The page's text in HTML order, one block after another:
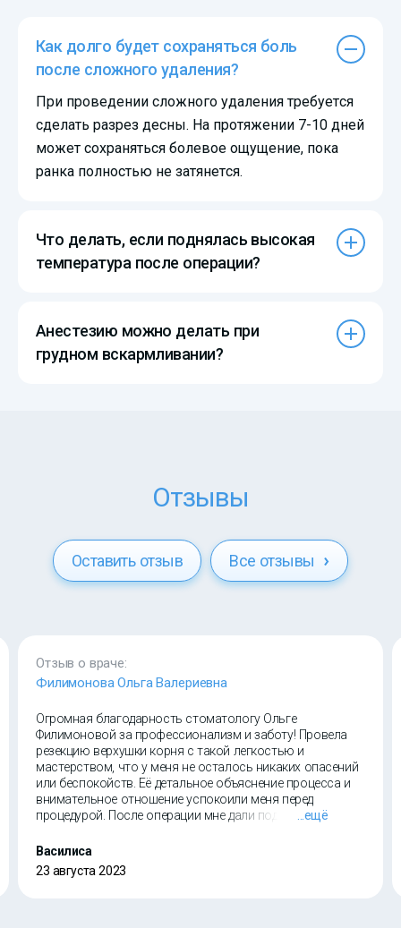
Как долго будет сохраняться боль
после сложного удаления?
При проведении сложного удаления требуется
сделать разрез десны. На протяжении 7-10 дней
может сохраняться болевое ощущение, пока
ранка полностью не затянется.
Что делать, если поднялась высокая
температура после операции?
Анестезию можно делать при
грудном вскармливании?
Отзывы
Оставить отзыв Все отзывы
Отзыв о враче:
Филимонова Ольга Валериевна
Огромная благодарность стоматологу Ольге
Филимоновой за профессионализм и заботу! Провела
резекцию верхушки корня с такой легкостью и
мастерством, что у меня не осталось никаких опасений
или беспокойств. Её детальное объяснение процесса и
внимательное отношение успокоили меня перед
процедурой. После операции мне дали подробные
восстановиться быстро и без осложнений. Её
доброжелательное и заботливое отношение сделало
визит к стоматологу приятным опытом. Я наконец-то
...ещё
Василиса
23 августа 2023